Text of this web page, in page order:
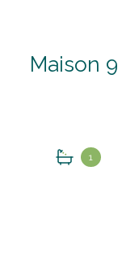
Maison 9 pièce(s) 5 chambre(s)
1